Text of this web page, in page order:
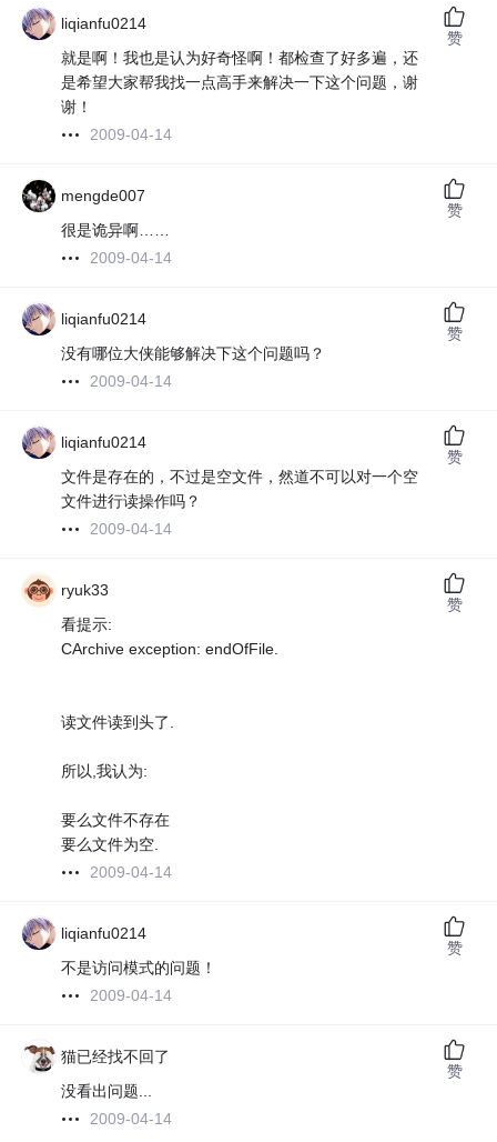
liqianfu0214
就是啊！我也是认为好奇怪啊！都检查了好多遍，还
是希望大家帮我找一点高手来解决一下这个问题，谢
谢！
2009-04-14
赞
mengde007
很是诡异啊……
2009-04-14
赞
liqianfu0214
没有哪位大侠能够解决下这个问题吗？
2009-04-14
赞
liqianfu0214
文件是存在的，不过是空文件，然道不可以对一个空
文件进行读操作吗？
2009-04-14
赞
ryuk33
看提示:
CArchive exception: endOfFile.
读文件读到头了.
所以,我认为:
要么文件不存在
要么文件为空.
2009-04-14
赞
liqianfu0214
不是访问模式的问题！
2009-04-14
赞
猫已经找不回了
没看出问题...
2009-04-14
赞